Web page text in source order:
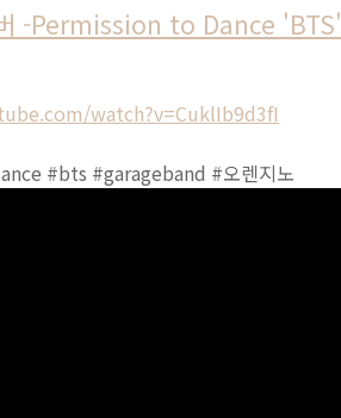
-Permission to Dance 'BTS'
watch?v=CuklIb9d3fI
#bts #garageband #오렌지노